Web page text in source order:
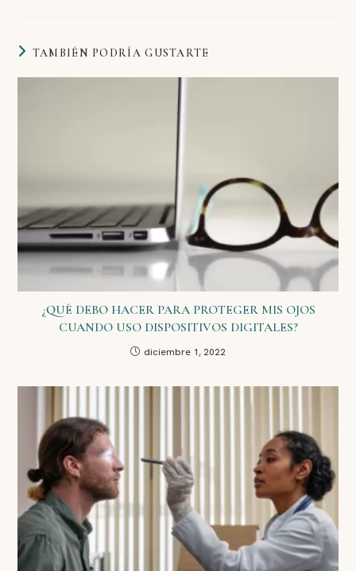
TAMBIÉN PODRÍA GUSTARTE
¿QUÉ DEBO HACER PARA PROTEGER MIS OJOS
CUANDO USO DISPOSITIVOS DIGITALES?
diciembre 1, 2022